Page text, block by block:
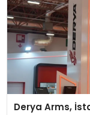
Derya Arms,